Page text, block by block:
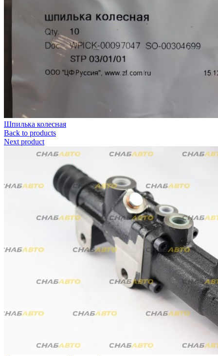
Шпилька колесная
Back to products
Next product